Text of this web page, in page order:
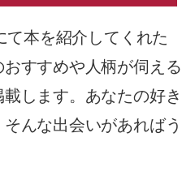
て本を紹介してくれた
おすすめや人柄が伺える
します。あなたの好き
んな出会いがあればう